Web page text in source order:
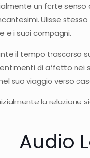
un forte
Ulisse
e i suoi compagni.
il tempo trascorso
di affetto nei
suo viaggio verso
la relazione
Audio